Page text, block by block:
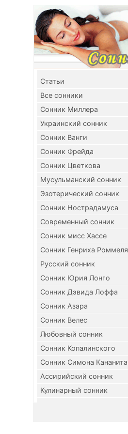
Cтатьи
Все сонники
Сонник Миллера
Украинский сонник
Сонник Ванги
Сонник Фрейда
Сонник Цветкова
Мусульманский сонник
Эзотерический сонник
Сонник Нострадамуса
Современный сонник
Сонник мисс Хассе
Сонник Генриха Роммеля
Русский сонник
Сонник Юрия Лонго
Сонник Дэвида Лоффа
Сонник Азара
Сонник Велес
Любовный сонник
Сонник Копалинского
Сонник Симона Кананита
Ассирийский сонник
Кулинарный сонник